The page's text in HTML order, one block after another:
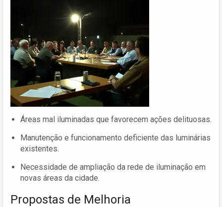
Áreas mal iluminadas que favorecem ações delituosas.
Manutenção e funcionamento deficiente das luminárias
existentes.
Necessidade de ampliação da rede de iluminação em
novas áreas da cidade.
Propostas de Melhoria